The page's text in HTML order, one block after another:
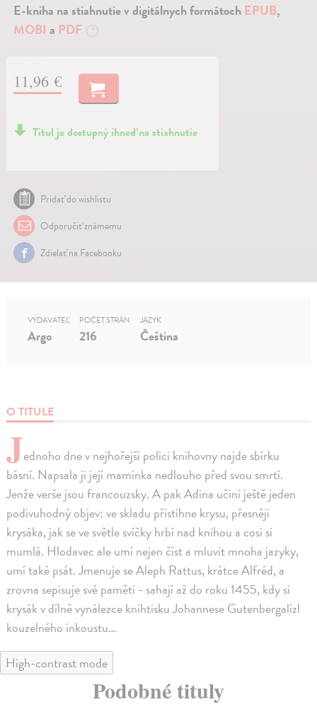
E-kniha na stiahnutie v digitálnych formátoch EPUB,
MOBI a PDF ?
11,96 €
Titul je dostupný ihneď na stiahnutie
Pridať do wishlistu
Odporučiť známemu
Zdielať na Facebooku
O TITULE
Jednoho dne v nejhořejší polici knihovny najde sbírku
básní. Napsala ji její maminka nedlouho před svou smrtí.
Jenže verše jsou francouzsky. A pak Adina učiní ještě jeden
podivuhodný objev: ve skladu přistihne krysu, přesněji
krysáka, jak se ve světle svíčky hrbí nad knihou a cosi si
mumlá. Hlodavec ale umí nejen číst a mluvit mnoha jazyky,
umí také psát. Jmenuje se Aleph Rattus, krátce Alfréd, a
zrovna sepisuje své paměti - sahají až do roku 1455, kdy si
krysák v dílně vynálezce knihtisku Johannese Gutenbergalízl
kouzelného inkoustu…
VYDAVATEĽ
Argo
POČET STRÁN
216
JAZYK
Čeština
High-contrast mode
Podobné tituly